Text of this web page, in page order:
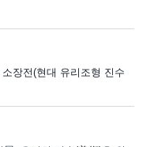
장전(현대 유리조형 진수